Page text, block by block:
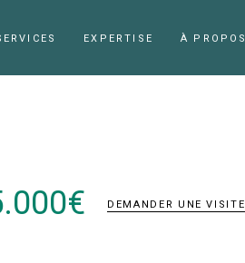
EXPERTISE À PROPOS
€ DEMANDER UNE VISITE